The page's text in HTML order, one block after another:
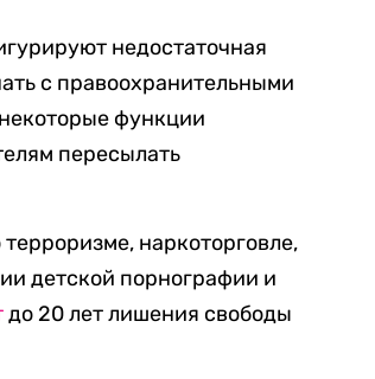
недостаточная
с правоохранительными
функции
пересылать
наркоторговле,
детской порнографии и
до 20 лет лишения свободы